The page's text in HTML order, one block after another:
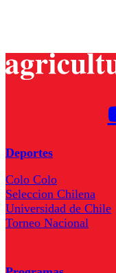
Deportes
Colo Colo
Seleccion Chilena
Universidad de Chile
Torneo Nacional